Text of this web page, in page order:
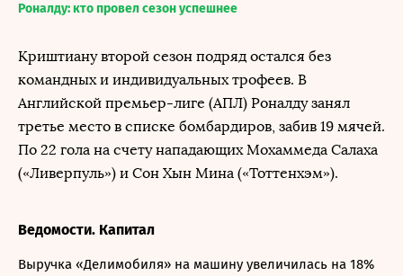
Роналду: кто провел сезон успешнее
Криштиану второй сезон подряд остался без
командных и индивидуальных трофеев. В
Английской премьер-лиге (АПЛ) Роналду занял
третье место в списке бомбардиров, забив 19 мячей.
По 22 гола на счету нападающих Мохаммеда Салаха
(«Ливерпуль») и Сон Хын Мина («Тоттенхэм»).
Ведомости. Капитал
Выручка «Делимобиля» на машину увеличилась на 18%